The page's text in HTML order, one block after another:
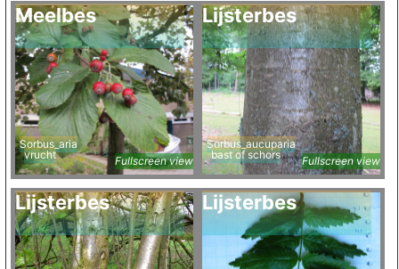
Meelbes
Sorbus_aria
vrucht
Fullscreen view
Lijsterbes
Sorbus_aucuparia
bast of schors
Fullscreen view
Lijsterbes Lijsterbes